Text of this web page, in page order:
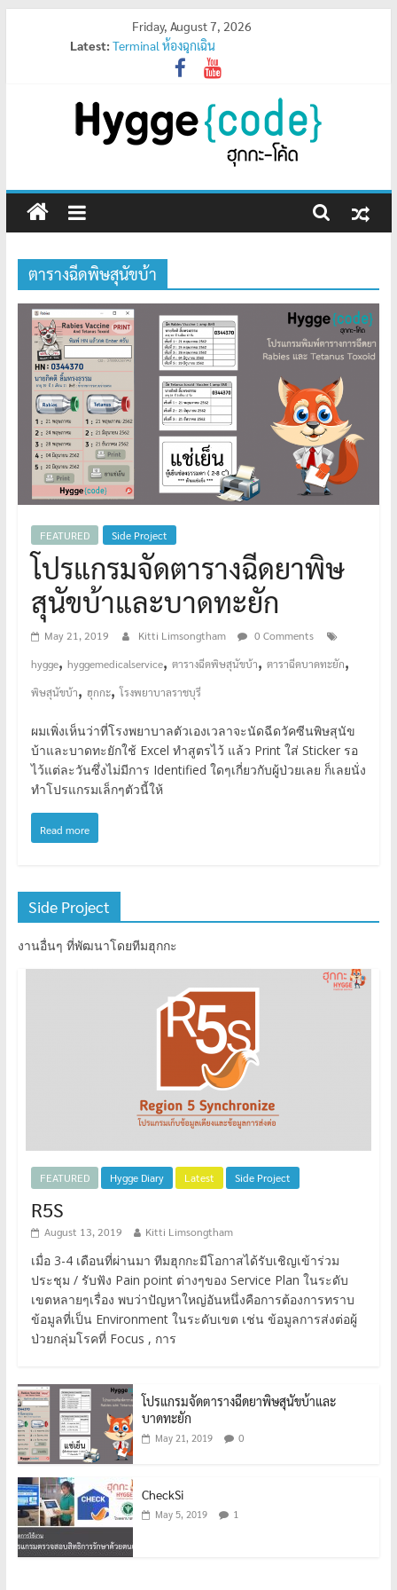
Friday, August 7, 2026
Latest: Terminal ห้องฉุกเฉิน
ฮุกกะมีบน App Store สำหรับ Apple แล้วจ้า
สถิติจังหวัดสูงสุดตอนนี้
Program เช็คสถานะคิว
HYGGE
ฮุ
เมดิ
คอล
เซอร์วิส
ตารางฉีดพิษสุนัขบ้า
FEATURED Side Project
โปรแกรมจัดตารางฉีดยาพิษ
สุนัขบ้าและบาดทะยัก
May 21, 2019 Kitti Limsongtham
0 Comments
hygge, hyggemedicalservice, ตารางฉีดพิษสุนัขบ้า, ตาราฉีดบาดทะยัก,
พิษสุนัขบ้า, ฮุกกะ,โรงพยาบาลราชบุรี
ผมเพิ่งเห็นว่าที่โรงพยาบาลตัวเองเวลาจะนัดฉีดวัคซีนพิษสุนัข
บ้าและบาดทะยักใช้ Excel ทำสูตรไว้ แล้ว Print ใส่ Sticker รอ
ไว้แต่ละวันซึ่งไม่มีการ Identified ใดๆเกี่ยวกับผู้ป่วยเลย ก็เลยนั่ง
ทำโปรแกรมเล็กๆตัวนี้ให้
Read more
Side Project
งานอื่นๆ ที่พัฒนาโดยทีมฮุกกะ
FEATURED Hygge Diary Latest Side Project
R5S
August 13, 2019 Kitti Limsongtham
เมื่อ 3-4 เดือนที่ผ่านมา ทีมฮุกกะมีโอกาสได้รับเชิญเข้าร่วม
ประชุม / รับฟัง Pain point ต่างๆของ Service Plan ในระดับ
เขตหลายๆเรื่อง พบว่าปัญหาใหญ่อันหนึ่งคือการต้องการทราบ
ข้อมูลที่เป็น Environment ในระดับเขต เช่น ข้อมูลการส่งต่อผู้
ป่วยกลุ่มโรคที่ Focus , การ
โปรแกรมจัดตารางฉีดยาพิษสุนัขบ้าและ
บาดทะยัก
May 21, 2019 0
CheckSi
May 5, 2019 1